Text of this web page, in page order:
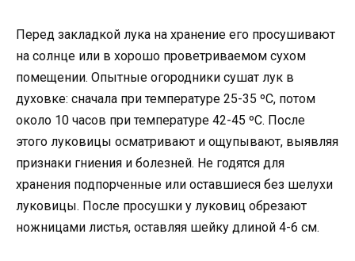
Перед закладкой лука на хранение его просушивают
на солнце или в хорошо проветриваемом сухом
помещении. Опытные огородники сушат лук в
духовке: сначала при температуре 25-35 ºC, потом
около 10 часов при температуре 42-45 ºС. После
этого луковицы осматривают и ощупывают, выявляя
признаки гниения и болезней. Не годятся для
хранения подпорченные или оставшиеся без шелухи
луковицы. После просушки у луковиц обрезают
ножницами листья, оставляя шейку длиной 4-6 см.